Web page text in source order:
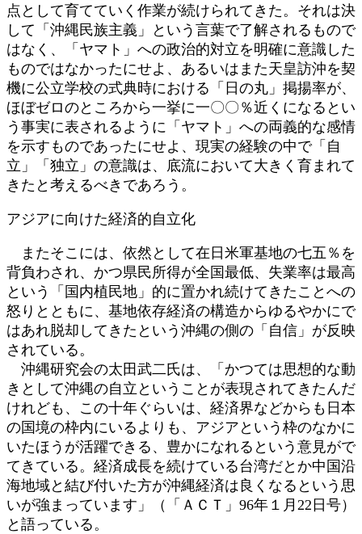
点として育てていく作業が続けられてきた。それは決
して「沖縄民族主義」という言葉で了解されるもので
はなく、「ヤマト」への政治的対立を明確に意識した
ものではなかったにせよ、あるいはまた天皇訪沖を契
機に公立学校の式典時における「日の丸」掲揚率が、
ほぼゼロのところから一挙に一〇〇％近くになるとい
う事実に表されるように「ヤマト」への両義的な感情
を示すものであったにせよ、現実の経験の中で「自
立」「独立」の意識は、底流において大きく育まれて
きたと考えるべきであろう。
アジアに向けた経済的自立化
またそこには、依然として在日米軍基地の七五％を
背負わされ、かつ県民所得が全国最低、失業率は最高
という「国内植民地」的に置かれ続けてきたことへの
怒りとともに、基地依存経済の構造からゆるやかにで
はあれ脱却してきたという沖縄の側の「自信」が反映
されている。
沖縄研究会の太田武二氏は、「かつては思想的な動
きとして沖縄の自立ということが表現されてきたんだ
けれども、この十年ぐらいは、経済界などからも日本
の国境の枠内にいるよりも、アジアという枠のなかに
いたほうが活躍できる、豊かになれるという意見がで
てきている。経済成長を続けている台湾だとか中国沿
海地域と結び付いた方が沖縄経済は良くなるという思
いが強まっています」（「ＡＣＴ」96年１月22日号）
と語っている。